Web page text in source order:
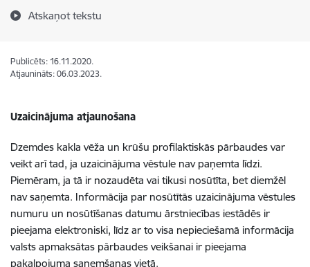
Atskaņot tekstu
Publicēts: 16.11.2020.
Atjaunināts: 06.03.2023.
Uzaicinājuma atjaunošana
Dzemdes kakla vēža un krūšu profilaktiskās pārbaudes var
veikt arī tad, ja uzaicinājuma vēstule nav paņemta līdzi.
Piemēram, ja tā ir nozaudēta vai tikusi nosūtīta, bet diemžēl
nav saņemta. Informācija par nosūtītās uzaicinājuma vēstules
numuru un nosūtīšanas datumu ārstniecības iestādēs ir
pieejama elektroniski, līdz ar to visa nepieciešamā informācija
valsts apmaksātas pārbaudes veikšanai ir pieejama
pakalpojuma saņemšanas vietā.